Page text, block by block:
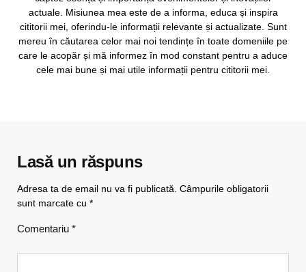
actuale. Misiunea mea este de a informa, educa și inspira
cititorii mei, oferindu-le informații relevante și actualizate. Sunt
mereu în căutarea celor mai noi tendințe în toate domeniile pe
care le acopăr și mă informez în mod constant pentru a aduce
cele mai bune și mai utile informații pentru cititorii mei.
Lasă un răspuns
Adresa ta de email nu va fi publicată. Câmpurile obligatorii
sunt marcate cu *
Comentariu *